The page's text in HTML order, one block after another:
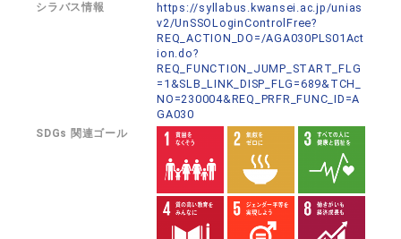
シラバス情報
https://syllabus.kwansei.ac.jp/unias
v2/UnSSOLoginControlFree?
REQ_ACTION_DO=/AGA030PLS01Act
ion.do?
REQ_FUNCTION_JUMP_START_FLG
=1&SLB_LINK_DISP_FLG=689&TCH_
NO=230004&REQ_PRFR_FUNC_ID=A
GA030
SDGs 関連ゴール